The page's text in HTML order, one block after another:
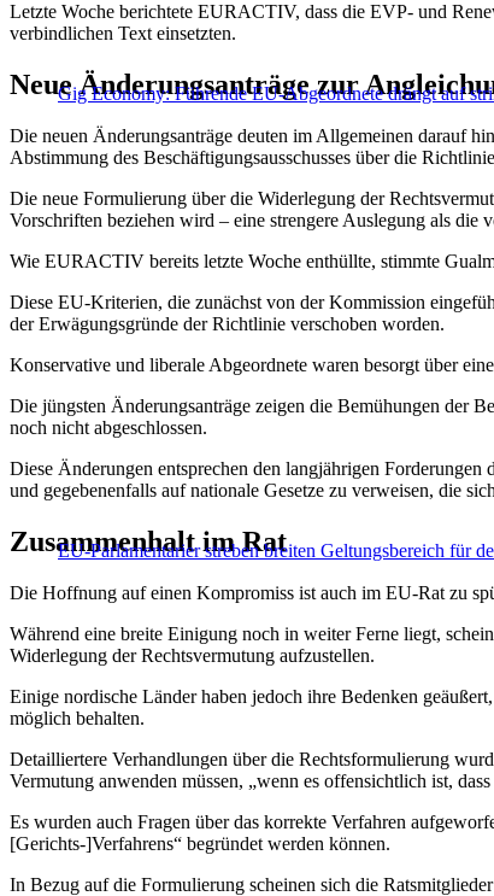
Letzte Woche berichtete EURACTIV, dass die EVP- und
verbindlichen Text einsetzten.
Gig Economy: Führende EU-Abgeordnete drängt auf
Neue Änderungsanträge zur
Die neuen Änderungsanträge deuten im Allgemeinen darauf
Abstimmung des Beschäftigungsausschusses über die
Die neue Formulierung über die Widerlegung der
Vorschriften beziehen wird – eine strengere Auslegung als die
Wie EURACTIV bereits letzte Woche enthüllte, stimmte
Diese EU-Kriterien, die zunächst von der Kommission
der Erwägungsgründe der Richtlinie verschoben worden.
Konservative und liberale Abgeordnete waren besorgt über
Die jüngsten Änderungsanträge zeigen die Bemühungen der
noch nicht abgeschlossen.
Diese Änderungen entsprechen den langjährigen
und gegebenenfalls auf nationale Gesetze zu verweisen, die
EU-Parlamentarier streben breiten Geltungsbereich für
Zusammenhalt im Rat
Die Hoffnung auf einen Kompromiss ist auch im EU-Rat zu
Während eine breite Einigung noch in weiter Ferne liegt,
Widerlegung der Rechtsvermutung aufzustellen.
Einige nordische Länder haben jedoch ihre Bedenken
möglich behalten.
Detailliertere Verhandlungen über die Rechtsformulierung
Vermutung anwenden müssen, „wenn es offensichtlich ist,
Es wurden auch Fragen über das korrekte Verfahren
[Gerichts-]Verfahrens“ begründet werden können.
In Bezug auf die Formulierung scheinen sich die